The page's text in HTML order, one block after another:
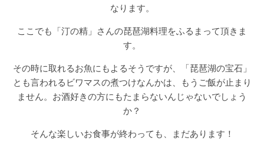
なります。
ここでも「汀の精」さんの琵琶湖料理をふるまって頂きま
す。
その時に取れるお魚にもよるそうですが、「琵琶湖の宝石」
とも言われるビワマスの煮つけなんかは、もうご飯が止まり
ません。お酒好きの方にもたまらないんじゃないでしょう
か？
そんな楽しいお食事が終わっても、まだあります！